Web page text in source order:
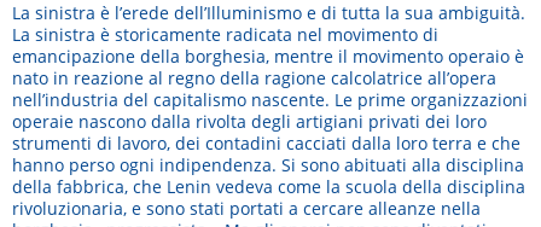
La sinistra è l’erede dell’Illuminismo e di tutta la sua ambiguità.
La sinistra è storicamente radicata nel movimento di
emancipazione della borghesia, mentre il movimento operaio è
nato in reazione al regno della ragione calcolatrice all’opera
nell’industria del capitalismo nascente. Le prime organizzazioni
operaie nascono dalla rivolta degli artigiani privati dei loro
strumenti di lavoro, dei contadini cacciati dalla loro terra e che
hanno perso ogni indipendenza. Si sono abituati alla disciplina
della fabbrica, che Lenin vedeva come la scuola della disciplina
rivoluzionaria, e sono stati portati a cercare alleanze nella